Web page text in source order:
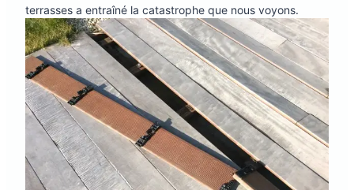
terrasses a entraîné la catastrophe que nous voyons.